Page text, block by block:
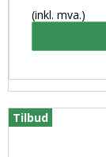
(inkl. mva.)
Tilbud